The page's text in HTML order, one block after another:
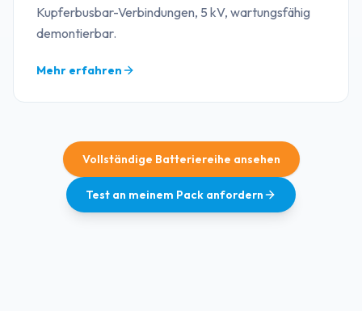
Kupferbusbar-Verbindungen, 5 kV, wartungsfähig
demontierbar.
Mehr erfahren
Vollständige Batteriereihe ansehen
Test an meinem Pack anfordern